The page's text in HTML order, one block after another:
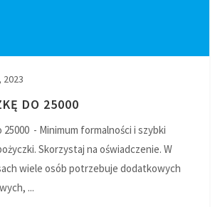
2023
DO 25000
25000 - Minimum formalności i szybki
Skorzystaj na oświadczenie. W
wiele osób potrzebuje dodatkowych
...